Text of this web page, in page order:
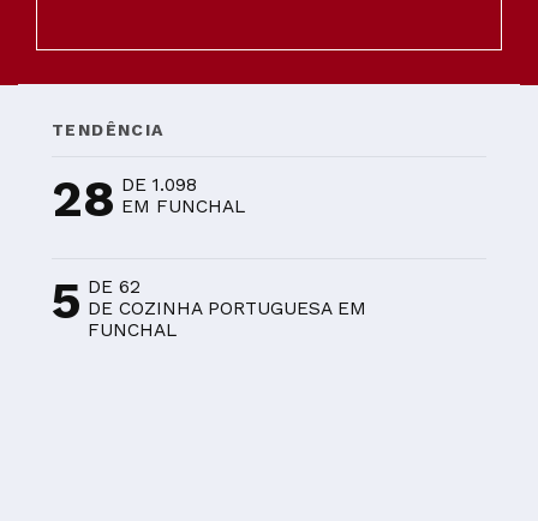
TENDÊNCIA
28 DE 1.098
EM FUNCHAL
5 DE 62
DE COZINHA PORTUGUESA EM
FUNCHAL